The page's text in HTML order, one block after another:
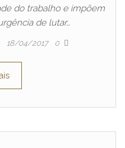
do trabalho e impõem
de lutar…
18/04/2017 0